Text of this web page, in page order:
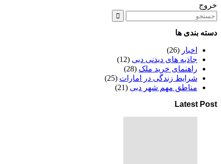
خروج
دسته بندی ها
اخبار (26)
جاذبه های دیدنی دبی (12)
راهنمای خرید ملک (28)
شرایط زندگی در امارات (25)
مناطق مهم شهر دبی (21)
Latest Post